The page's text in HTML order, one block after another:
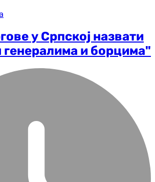
у Српској назвати
генералима и борцима"